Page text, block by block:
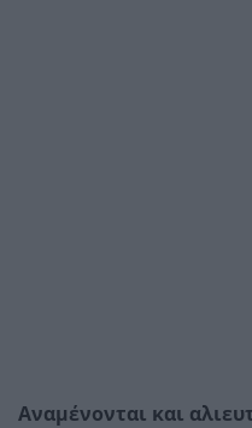
Αναμένονται και